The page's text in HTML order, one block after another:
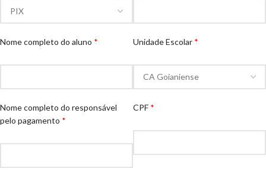
Nome completo do aluno Unidade Escolar
Nome completo do responsável
pelo pagamento
CPF